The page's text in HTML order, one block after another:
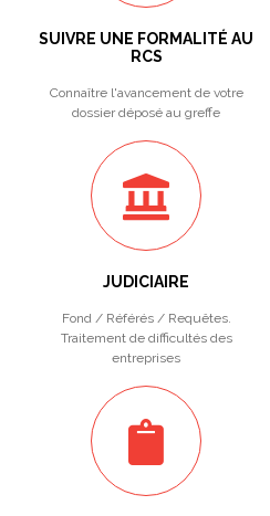
SUIVRE UNE FORMALITÉ AU
RCS
Connaître l'avancement de votre
dossier déposé au greffe
JUDICIAIRE
Fond / Référés / Requêtes.
Traitement de difficultés des
entreprises